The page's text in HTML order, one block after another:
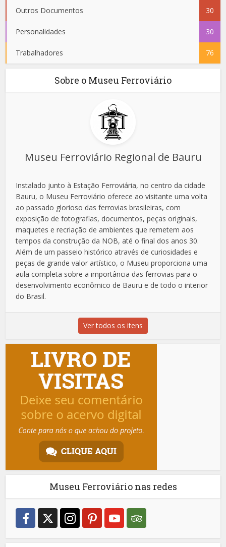
Outros Documentos 30
Personalidades 30
Trabalhadores 76
Sobre o Museu Ferroviário
Museu Ferroviário Regional de Bauru
Instalado junto à Estação Ferroviária, no centro da cidade
Bauru, o Museu Ferroviário oferece ao visitante uma volta
ao passado glorioso das ferrovias brasileiras, com
exposição de fotografias, documentos, peças originais,
maquetes e recriação de ambientes que remetem aos
tempos da construção da NOB, até o final dos anos 30.
Além de um passeio histórico através de curiosidades e
peças de grande valor artístico, o Museu proporciona uma
aula completa sobre a importância das ferrovias para o
desenvolvimento econômico de Bauru e de todo o interior
do Brasil.
Ver todos os itens
Museu Ferroviário nas redes